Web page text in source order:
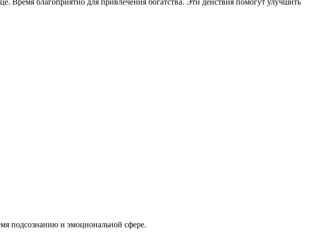
Время благоприятно для привлечения богатства. Эти действия помогут улучшить
подсознанию и эмоциональной сфере.